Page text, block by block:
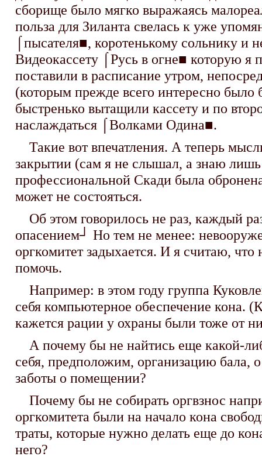
сборище было мягко выражаясь
польза для Зиланта свелась к уже
⌠пысателя■, коротенькому сольнику и
Видеокассету ⌠Русь в огне■ которую я
поставили в расписание утром,
(которым прежде всего интересно
быстренько вытащили кассету и по
наслаждаться ⌠Волками Одина■.
Такие вот впечатления. А теперь
закрытии (сам я не слышал, а знаю лишь
профессиональной Скади была
может не состояться.
Об этом говорилось не раз, каждый
опасением┘ Но тем не менее:
оргкомитет задыхается. И я считаю,
помочь.
Например: в этом году группа
себя компьютерное обеспечение кона.
кажется рации у охраны были тоже от
А почему бы не найтись еще какой-
себя, предположим, организацию бала,
заботы о помещении?
Почему бы не собирать оргвзнос
оргкомитета были на начало кона
траты, которые нужно делать еще до
него?